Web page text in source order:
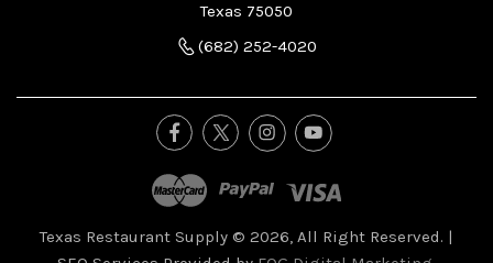
Texas 75050
(682) 252-4020
Texas Restaurant Supply © 2026, All Right Reserved. |